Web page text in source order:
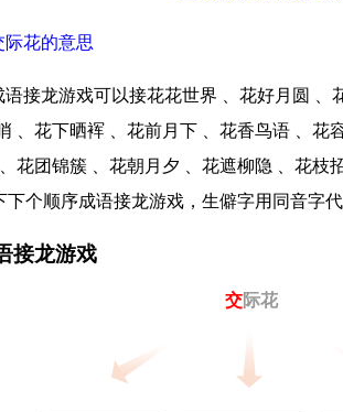
际花的意思
语接龙游戏可以接花花世界 、花好月圆 、
、花下晒裈 、花前月下 、花香鸟语 、花
花团锦簇 、花朝月夕 、花遮柳隐 、花枝
下个顺序成语接龙游戏，生僻字用同音字
接龙游戏
交际花